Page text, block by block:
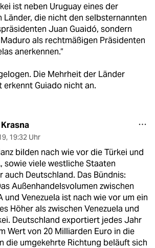
ist neben Uruguay eines der
Länder, die nicht den selbsternannten
Juan Guaidó, sondern
als rechtmäßigen Präsidenten
anerkennen.“
Die Mehrheit der Länder
erkennt Guiado nicht an.
, 19:32 Uhr
bilden nach wie vor die Türkei und
sowie viele westliche Staaten
auch Deutschland. Das Bündnis:
Außenhandelsvolumen zwischen
und Venezuela ist nach wie vor um ein
Höher als zwischen Venezuela und
Deutschland exportiert jedes Jahr
Wert von 20 Milliarden Euro in die
die umgekehrte Richtung beläuft sich